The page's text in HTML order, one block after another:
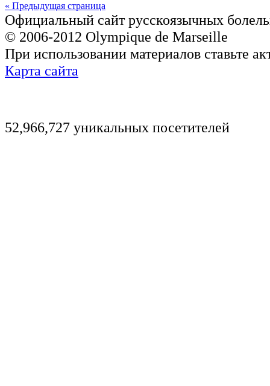
« Предыдущая страница
Официальный сайт русскоязычных
© 2006-2012 Olympique de Marseille
При использовании материалов ставьте
Карта сайта
52,966,727 уникальных посетителей